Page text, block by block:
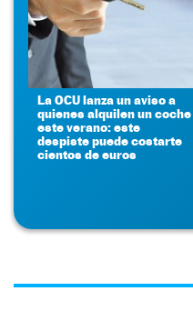
La OCU lanza un aviso a
quienes alquilen un coche
este verano: este
despiste puede costarte
cientos de euros